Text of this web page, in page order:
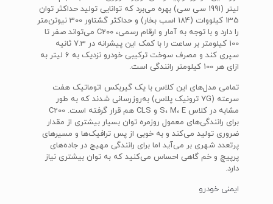
لیتر (1991 سی سی) بهره می‌برد که توانایی تولید حداکثر توان
135 کیلووات (184 اسب بخار) و حداکثر گشتاور 300 نیوتن‌متر
را دارد و با توجه به آمار و ارقام رسمی، C200 می‌تواند صفر تا
100 کیلومتر بر ساعت را با کمک این پیشرانه در 7.3 ثانیه
سپری کند و مصرف سوخت ترکیبی خودرو نزدیک به 6 لیتر به
ازای هر 100 کیلومتر رانندگی است.
تمامی مدل‌های این کلاس با یک گیربکس اتوماتیک هفت
سرعته (7G ترونیک پلاس) به‌روزرسانی شدند که به طور
مشابه در کلاس S، M، E و CLS هم قرار گرفته است. C200
برای رانندگی‌های معمول روزمره توان بسیار بیشتری از مقدار
ضروری تولید می‌کند و به خوبی از پس ترافیک‌ها و مسیرهای
پرتعدد شهری بر می‌آید اما برای رانندگی مهیج در جاده‌های
پرپیچ و خم گاهی احساس می‌کنید که به توان بیشتری نیاز
دارد.
ایمنی خودرو